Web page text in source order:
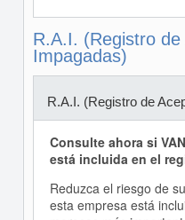
R.A.I. (Registro
Impagadas)
R.A.I. (Registro de
Consulte ahora si
está incluida en el
Reduzca el riesgo de
esta empresa está